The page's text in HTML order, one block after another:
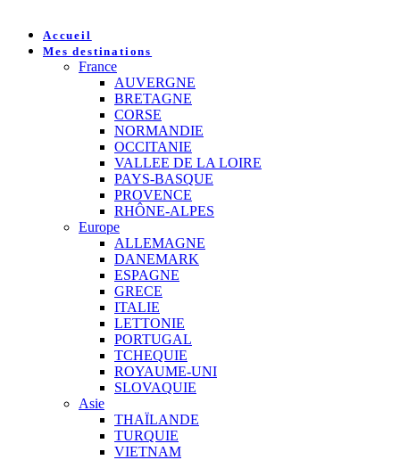
Accueil
Mes destinations
France
AUVERGNE
BRETAGNE
CORSE
NORMANDIE
OCCITANIE
VALLEE DE LA LOIRE
PAYS-BASQUE
PROVENCE
RHÔNE-ALPES
Europe
ALLEMAGNE
DANEMARK
ESPAGNE
GRECE
ITALIE
LETTONIE
PORTUGAL
TCHEQUIE
ROYAUME-UNI
SLOVAQUIE
Asie
THAÏLANDE
TURQUIE
VIETNAM